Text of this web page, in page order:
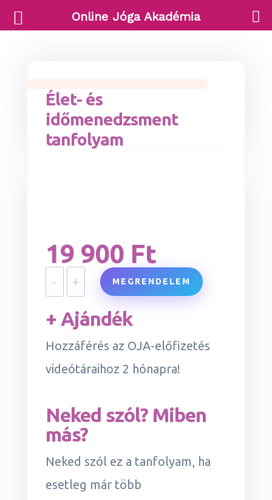
Élet- és
időmenedzsment
tanfolyam
19 900 Ft
- + MEGRENDELEM
+ Ajándék
Hozzáférés az OJA-előfizetés
videótáraihoz 2 hónapra!
Neked szól? Miben
más?
Neked szól ez a tanfolyam, ha
esetleg már több
Online Jóga Akadémia